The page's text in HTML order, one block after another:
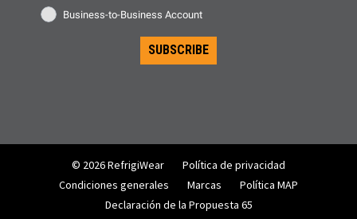
Business-to-Business Account
SUBSCRIBE
© 2026 RefrigiWear
Política de privacidad
Condiciones generales
Marcas
Política MAP
Declaración de la Propuesta 65